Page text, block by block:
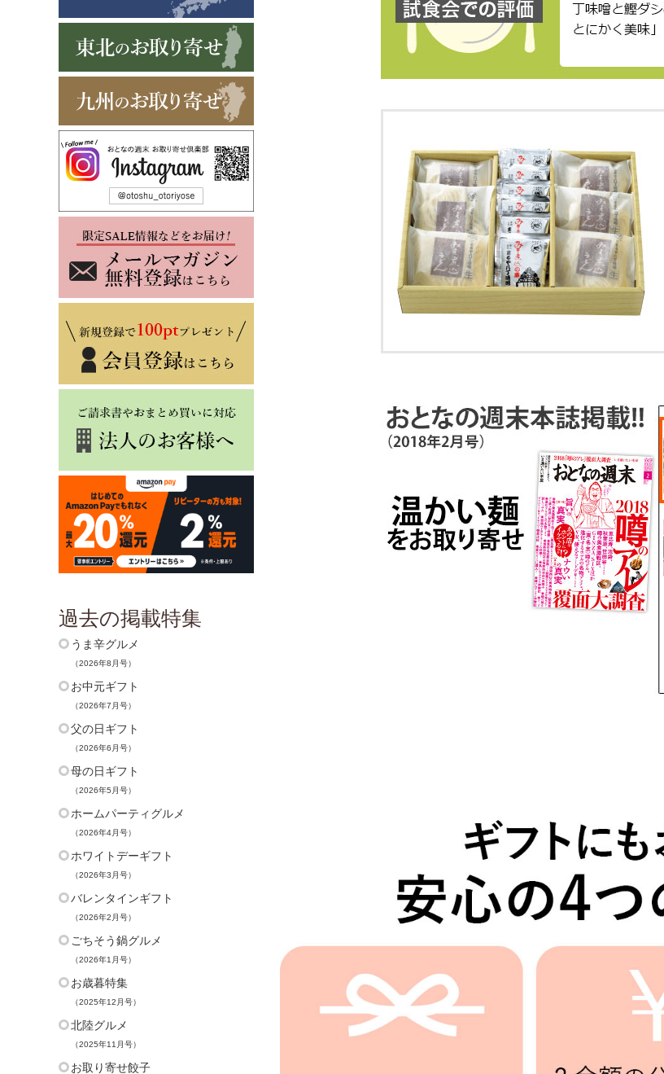
過去の掲載特集
うま辛グルメ
（2026年8月号）
お中元ギフト
（2026年7月号）
父の日ギフト
（2026年6月号）
母の日ギフト
（2026年5月号）
ホームパーティグルメ
（2026年4月号）
ホワイトデーギフト
（2026年3月号）
バレンタインギフト
（2026年2月号）
ごちそう鍋グルメ
（2026年1月号）
お歳暮特集
（2025年12月号）
北陸グルメ
（2025年11月号）
お取り寄せ餃子